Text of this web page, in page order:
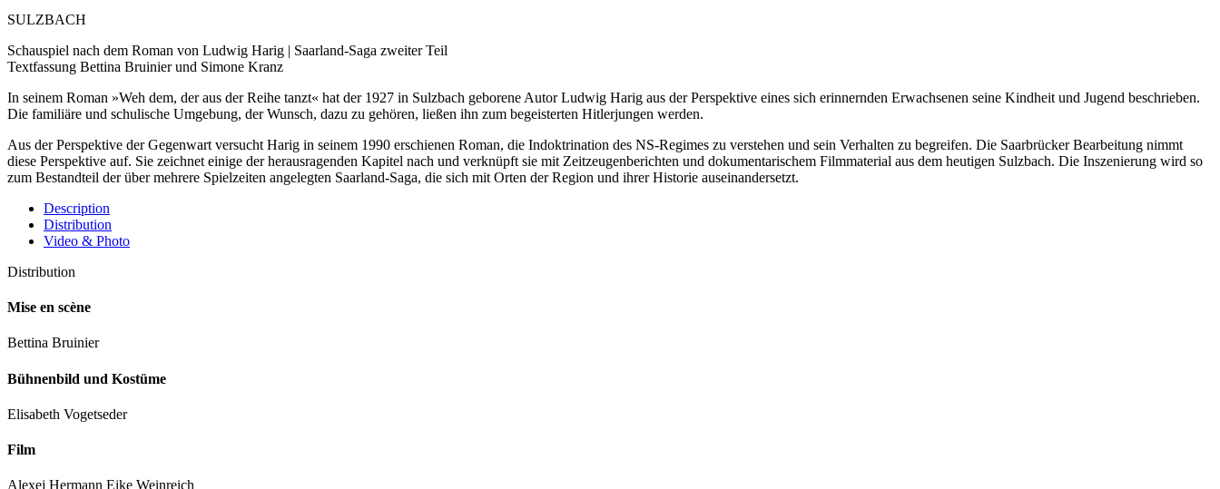
SULZBACH
Schauspiel nach dem Roman von Ludwig Harig | Saarland-Saga zweiter Teil
Textfassung Bettina Bruinier und Simone Kranz
In seinem Roman »Weh dem, der aus der Reihe tanzt« hat der 1927 in Sulzbach geborene Autor Ludwig Harig aus der Perspektive eines sich erinnernden Erwachsenen seine Kindheit und Jugend beschrieben.
Die familiäre und schulische Umgebung, der Wunsch, dazu zu gehören, ließen ihn zum begeisterten Hitlerjungen werden.
Aus der Perspektive der Gegenwart versucht Harig in seinem 1990 erschienen Roman, die Indoktrination des NS-Regimes zu verstehen und sein Verhalten zu begreifen. Die Saarbrücker Bearbeitung nimmt
diese Perspektive auf. Sie zeichnet einige der herausragenden Kapitel nach und verknüpft sie mit Zeitzeugenberichten und dokumentarischem Filmmaterial aus dem heutigen Sulzbach. Die Inszenierung wird so
zum Bestandteil der über mehrere Spielzeiten angelegten Saarland-Saga, die sich mit Orten der Region und ihrer Historie auseinandersetzt.
Description
Distribution
Video & Photo
Distribution
Mise en scène
Bettina Bruinier
Bühnenbild und Kostüme
Elisabeth Vogetseder
Film
Alexej Hermann Eike Weinreich